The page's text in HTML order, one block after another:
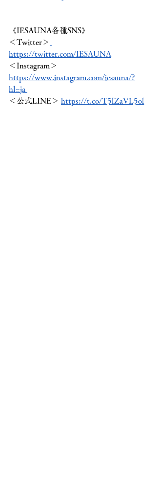
《IESAUNA各種SNS》
＜Twitter＞
https://twitter.com/IESAUNA
＜Instagram＞
https://www.instagram.com/iesauna/?
hl=ja
＜公式LINE＞ https://t.co/T5lZaVL5ol